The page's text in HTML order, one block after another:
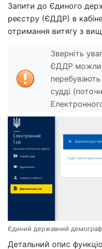
Запити до Єдиного
реєстру (ЄДДР) в
отримання витягу з
Зверніть
ЄДДР
судді
Єдиний державний
Детальний опис